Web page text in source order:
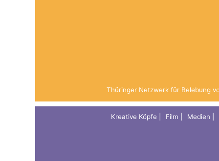
Thüringer Netzwerk für Belebung
Kreative Köpfe Film Medien